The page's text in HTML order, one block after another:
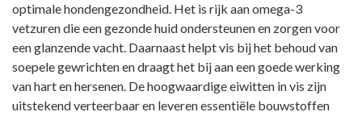
optimale hondengezondheid. Het is rijk aan omega-3
vetzuren die een gezonde huid ondersteunen en zorgen voor
een glanzende vacht. Daarnaast helpt vis bij het behoud van
soepele gewrichten en draagt het bij aan een goede werking
van hart en hersenen. De hoogwaardige eiwitten in vis zijn
uitstekend verteerbaar en leveren essentiële bouwstoffen